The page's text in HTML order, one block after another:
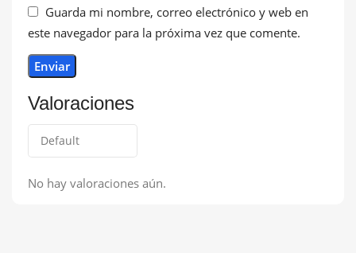
Valoraciones
No hay valoraciones aún.
Guarda mi nombre, correo electrónico y web en
este navegador para la próxima vez que comente.